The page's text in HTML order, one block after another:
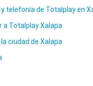
telefonía de Totalplay en
Totalplay Xalapa
ciudad de Xalapa